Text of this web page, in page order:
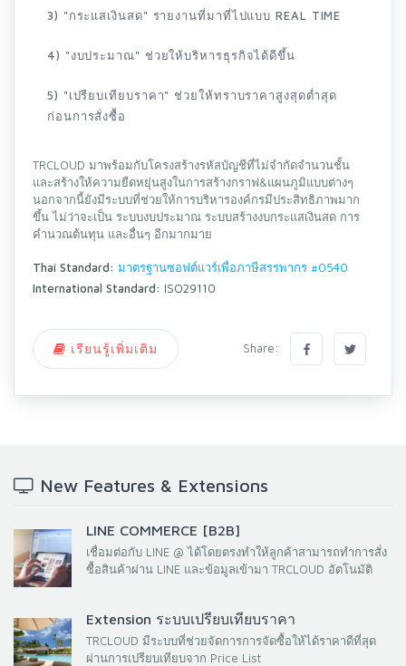
3) "กระแสเงินสด" รายงานที่มาที่ไปแบบ REAL TIME
4) "งบประมาณ" ช่วยให้บริหารธุรกิจได้ดีขึ้น
5) "เปรียบเทียบราคา" ช่วยให้ทราบราคาสูงสุดต่ำสุด
ก่อนการสั่งซื้อ
TRCLOUD มาพร้อมกับโครงสร้างรหัสบัญชีที่ไม่จำกัดจำนวนชั้น
และสร้างให้ความยืดหยุ่นสูงในการสร้างกราฟ&แผนภูมิแบบต่างๆ
นอกจากนี้ยังมีระบบที่ช่วยให้การบริหารองค์กรมีประสิทธิภาพมาก
ขึ้น ไม่ว่าจะเป็น ระบบงบประมาณ ระบบสร้างงบกระแสเงินสด การ
คำนวณต้นทุน และอื่นๆ อีกมากมาย
Thai Standard: มาตรฐานซอฟต์แวร์เพื่อภาษีสรรพากร #0540
International Standard: ISO29110
เรียนรู้เพิ่มเติม Share:
New Features & Extensions
LINE COMMERCE [B2B]
เชื่อมต่อกับ LINE @ ได้โดยตรงทำให้ลูกค้าสามารถทำการสั่ง
ซื้อสินค้าผ่าน LINE และข้อมูลเข้ามา TRCLOUD อัตโนมัติ
Extension ระบบเปรียบเทียบราคา
TRCLOUD มีระบบที่ช่วยจัดการการจัดซื้อให้ได้ราคาดีที่สุด
ผ่านการเปรียบเทียบจาก Price List